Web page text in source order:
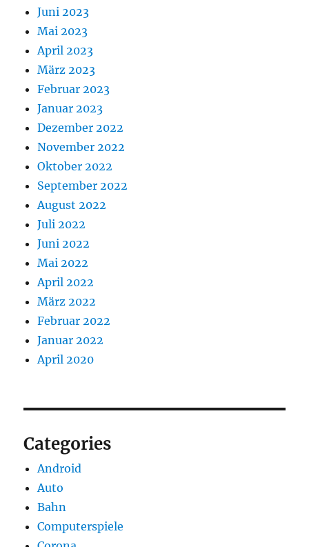
Juni 2023
Mai 2023
April 2023
März 2023
Februar 2023
Januar 2023
Dezember 2022
November 2022
Oktober 2022
September 2022
August 2022
Juli 2022
Juni 2022
Mai 2022
April 2022
März 2022
Februar 2022
Januar 2022
April 2020
Categories
Android
Auto
Bahn
Computerspiele